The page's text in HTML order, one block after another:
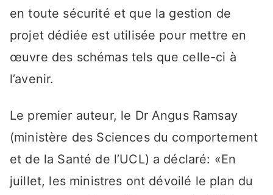
en toute sécurité et que la gestion de
projet dédiée est utilisée pour mettre en
œuvre des schémas tels que celle-ci à
l’avenir.
Le premier auteur, le Dr Angus Ramsay
(ministère des Sciences du comportement
et de la Santé de l’UCL) a déclaré: «En
juillet, les ministres ont dévoilé le plan du